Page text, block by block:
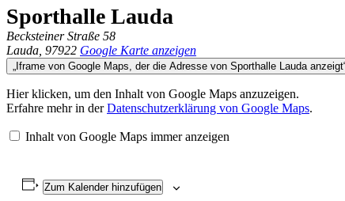
Sporthalle Lauda
Becksteiner Straße 58
Lauda 97922 Google Karte anzeigen
„Iframe von Google
Hier klicken, um den Inhalt von Google Maps anzuzeigen.
Erfahre mehr in derDatenschutzerklärung von Google Maps.
Inhalt von Google Maps immer anzeigen
Zum Kalender hinzufügen